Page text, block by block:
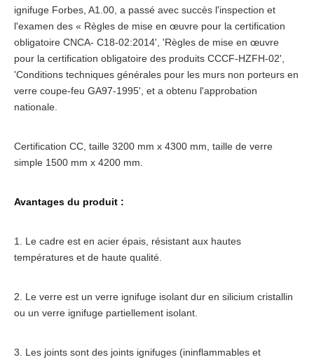
ignifuge Forbes, A1.00, a passé avec succès l'inspection et
l'examen des « Règles de mise en œuvre pour la certification
obligatoire CNCA- C18-02:2014', 'Règles de mise en œuvre
pour la certification obligatoire des produits CCCF-HZFH-02',
'Conditions techniques générales pour les murs non porteurs en
verre coupe-feu GA97-1995', et a obtenu l'approbation
nationale.
Certification CC, taille 3200 mm x 4300 mm, taille de verre
simple 1500 mm x 4200 mm.
Avantages du produit :
1. Le cadre est en acier épais, résistant aux hautes
températures et de haute qualité.
2. Le verre est un verre ignifuge isolant dur en silicium cristallin
ou un verre ignifuge partiellement isolant.
3. Les joints sont des joints ignifuges (ininflammables et